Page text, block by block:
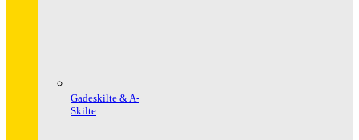
Gadeskilte & A-
Skilte